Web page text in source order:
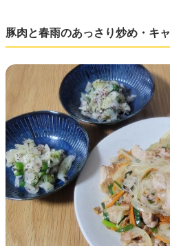
豚肉と春雨のあっさり炒め・キ